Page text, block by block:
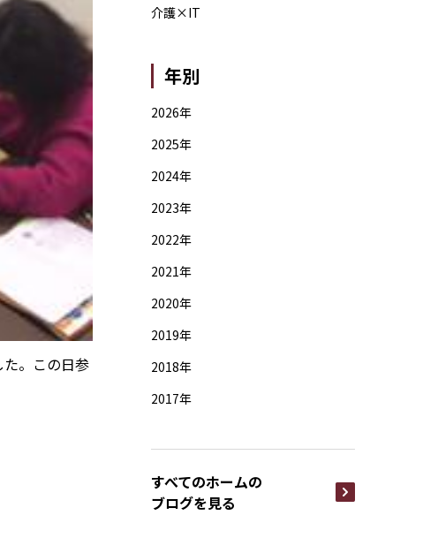
。この日参
介護×IT
年別
2026年
2025年
2024年
2023年
2022年
2021年
2020年
2019年
2018年
2017年
すべてのホームの
ブログを見る